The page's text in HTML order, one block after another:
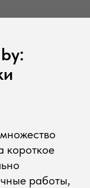
короткое
работы,